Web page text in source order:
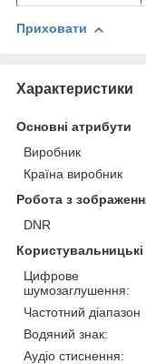
Приховати
Характеристики
Основні атрибути
Виробник
Країна виробник
Робота з
DNR
Цифрове
шумозаглушення:
Частотний діапазон
Водяний знак:
Аудіо стиснення: